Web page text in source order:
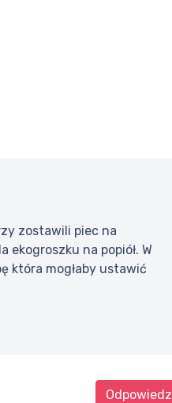
zostawili piec na
na popiół. W
która mogłaby ustawić
Odpowiedz